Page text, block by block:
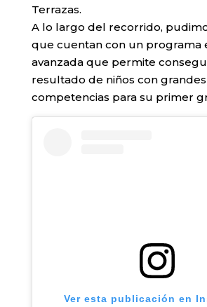
Terrazas.
A lo largo del recorrido,
que cuentan con un programa
avanzada que permite
resultado de niños con grandes
competencias para su primer
Ver esta publicación en